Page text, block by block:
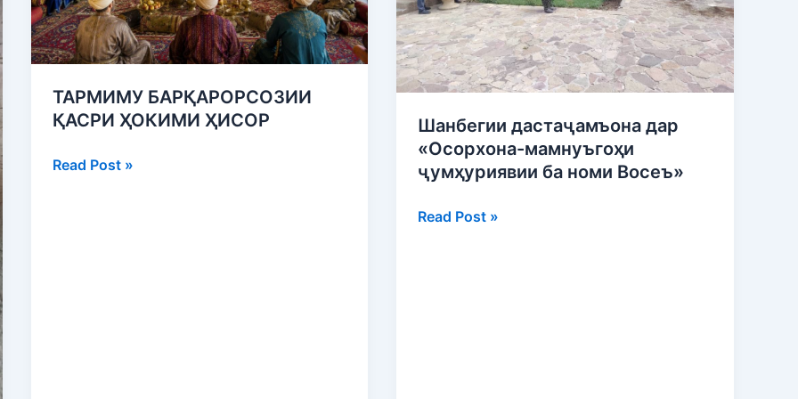
ТАРМИМУ БАРҚАРОРСОЗИИ
ҚАСРИ ҲОКИМИ ҲИСОР
Read Post »
Шанбегии дастаҷамъона дар
«Осорхона-мамнуъгоҳи
ҷумҳуриявии ба номи Восеъ»
номи
Восеъ»
Read Post »